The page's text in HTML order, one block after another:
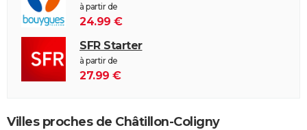
à partir de
24.99 €
SFR Starter
à partir de
27.99 €
Villes proches de Châtillon-Coligny